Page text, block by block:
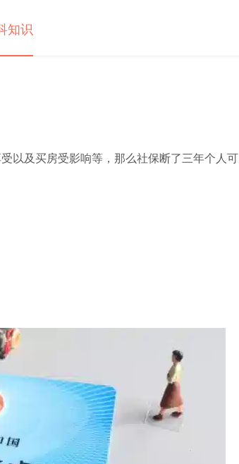
知识
以及买房受影响等，那么社保断了三年个人可